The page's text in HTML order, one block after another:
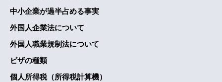
中小企業が過半占める事実
外国人企業法について
外国人職業規制法について
ビザの種類
個人所得税（所得税計算機）